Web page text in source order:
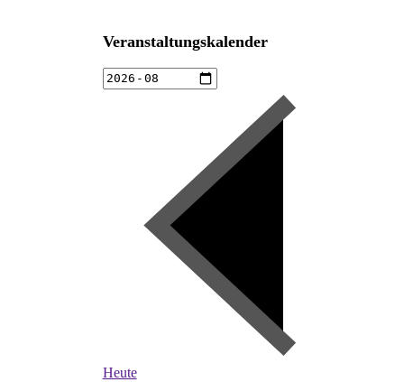
Veranstaltungskalender
Heute